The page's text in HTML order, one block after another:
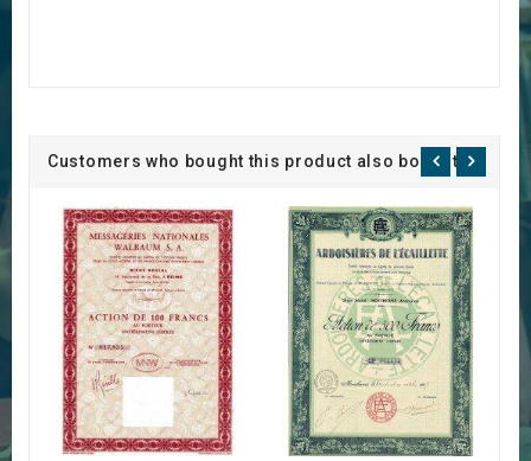
Customers who bought this product also bought: